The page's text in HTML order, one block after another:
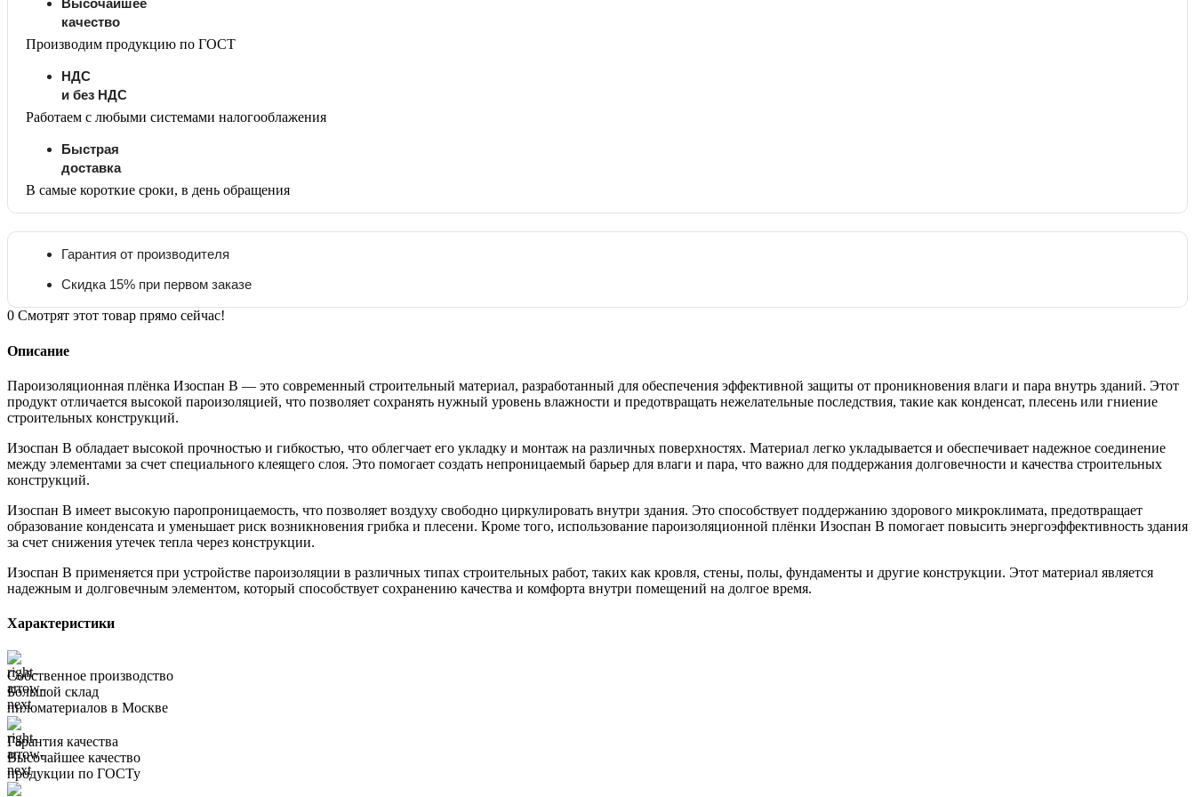
Высочайшее
качество
Производим продукцию по ГОСТ
НДС
и без НДС
Работаем с любыми системами налогооблажения
Быстрая
доставка
В самые короткие сроки, в день обращения
Гарантия от производителя
Скидка 15% при первом заказе
0 Смотрят этот товар прямо сейчас!
Описание
Пароизоляционная плёнка Изоспан В — это современный строительный материал, разработанный для обеспечения эффективной защиты от проникновения влаги и пара внутрь зданий. Этот
продукт отличается высокой пароизоляцией, что позволяет сохранять нужный уровень влажности и предотвращать нежелательные последствия, такие как конденсат, плесень или гниение
строительных конструкций.
Изоспан В обладает высокой прочностью и гибкостью, что облегчает его укладку и монтаж на различных поверхностях. Материал легко укладывается и обеспечивает надежное соединение
между элементами за счет специального клеящего слоя. Это помогает создать непроницаемый барьер для влаги и пара, что важно для поддержания долговечности и качества строительных
конструкций.
Изоспан В имеет высокую паропроницаемость, что позволяет воздуху свободно циркулировать внутри здания. Это способствует поддержанию здорового микроклимата, предотвращает
образование конденсата и уменьшает риск возникновения грибка и плесени. Кроме того, использование пароизоляционной плёнки Изоспан В помогает повысить энергоэффективность здания
за счет снижения утечек тепла через конструкции.
Изоспан В применяется при устройстве пароизоляции в различных типах строительных работ, таких как кровля, стены, полы, фундаменты и другие конструкции. Этот материал является
надежным и долговечным элементом, который способствует сохранению качества и комфорта внутри помещений на долгое время.
Характеристики
Собственное производство
Большой склад
пиломатериалов в Москве
Гарантия качества
Высочайшее качество
продукции по ГОСТу